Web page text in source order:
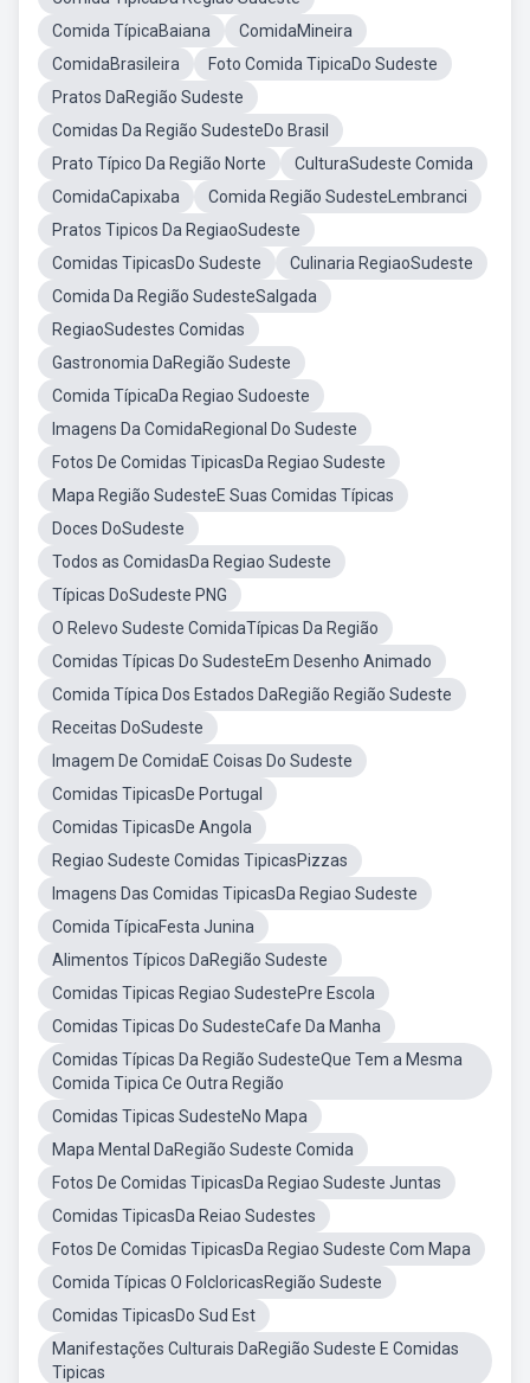
Comida TípicaBaiana
ComidaMineira
ComidaBrasileira
Foto Comida TipicaDo Sudeste
Pratos DaRegião Sudeste
Comidas Da Região SudesteDo Brasil
Prato Típico Da Região Norte
CulturaSudeste Comida
ComidaCapixaba
Comida Região SudesteLembranci
Pratos Tipicos Da RegiaoSudeste
Comidas TipicasDo Sudeste
Culinaria RegiaoSudeste
Comida Da Região SudesteSalgada
RegiaoSudestes Comidas
Gastronomia DaRegião Sudeste
Comida TípicaDa Regiao Sudoeste
Imagens Da ComidaRegional Do Sudeste
Fotos De Comidas TipicasDa Regiao Sudeste
Mapa Região SudesteE Suas Comidas Típicas
Doces DoSudeste
Todos as ComidasDa Regiao Sudeste
Típicas DoSudeste PNG
O Relevo Sudeste ComidaTípicas Da Região
Comidas Típicas Do SudesteEm Desenho Animado
Comida Típica Dos Estados DaRegião Região Sudeste
Receitas DoSudeste
Imagem De ComidaE Coisas Do Sudeste
Comidas TipicasDe Portugal
Comidas TipicasDe Angola
Regiao Sudeste Comidas TipicasPizzas
Imagens Das Comidas TipicasDa Regiao Sudeste
Comida TípicaFesta Junina
Alimentos Típicos DaRegião Sudeste
Comidas Tipicas Regiao SudestePre Escola
Comidas Tipicas Do SudesteCafe Da Manha
Comidas Típicas Da Região SudesteQue Tem a Mesma
Comida Tipica Ce Outra Região
Comidas Tipicas SudesteNo Mapa
Mapa Mental DaRegião Sudeste Comida
Fotos De Comidas TipicasDa Regiao Sudeste Juntas
Comidas TipicasDa Reiao Sudestes
Fotos De Comidas TipicasDa Regiao Sudeste Com Mapa
Comida Típicas O FolcloricasRegião Sudeste
Comidas TipicasDo Sud Est
Manifestações Culturais DaRegião Sudeste E Comidas
Tipicas